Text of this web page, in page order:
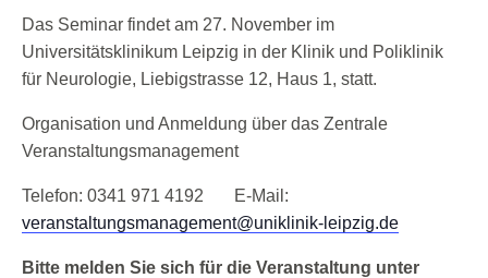
Das Seminar findet am 27. November im
Universitätsklinikum Leipzig in der Klinik und Poliklinik
für Neurologie, Liebigstrasse 12, Haus 1, statt.
Organisation und Anmeldung über das Zentrale
Veranstaltungsmanagement
Telefon: 0341 971 4192 E-Mail:
veranstaltungsmanagement@uniklinik-leipzig.de
Bitte melden Sie sich für die Veranstaltung unter